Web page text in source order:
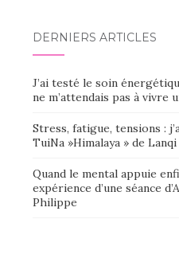
DERNIERS ARTICLES
J’ai testé le soin
ne m’attendais pas à vivre
Stress, fatigue, tensions :
TuiNa »Himalaya » de Lanqi
Quand le mental appuie
expérience d’une séance
Philippe